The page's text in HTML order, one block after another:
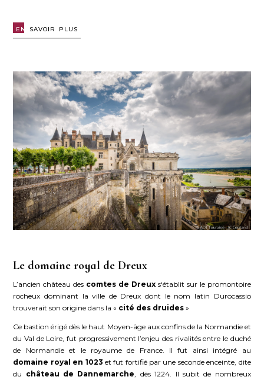
EN SAVOIR PLUS
Le domaine royal de Dreux
L’ancien château des comtes de Dreuxs‘établit sur le promontoire
rocheux dominant la ville de Dreux dont le nom latin Durocassio
trouverait son origine dans la « cité des druides »
Ce bastion érigé dès le haut Moyen-âge aux confins de la Normandie et
du Val de Loire, fut progressivement l’enjeu des rivalités entre le duché
de Normandie et le royaume de France. Il fut ainsi intégré au
domaine royal en 1023 et fut fortifié par une seconde enceinte, dite
du château de Dannemarche , dès 1224. Il subit de nombreux